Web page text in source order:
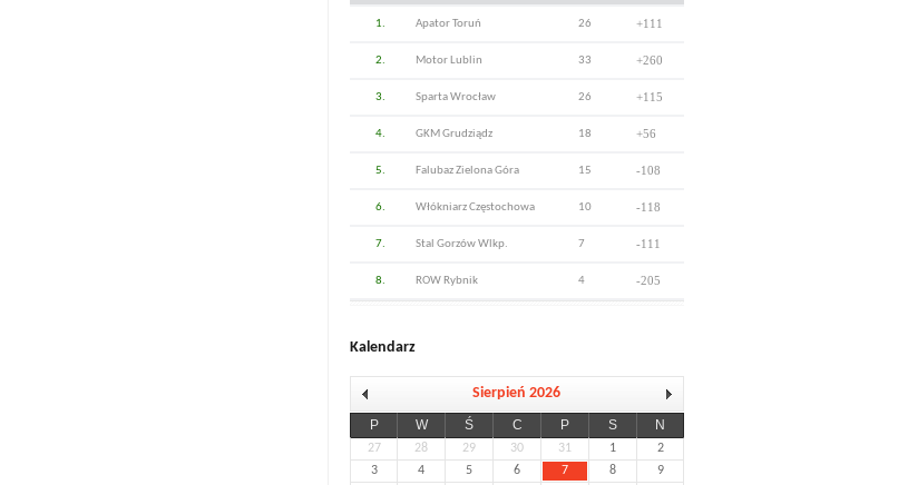
1. Apator Toruń 26 +111
2. Motor Lublin 33 +260
3. Sparta Wrocław 26 +115
4. GKM Grudziądz 18 +56
5. Falubaz Zielona Góra 15 -108
6. Włókniarz Częstochowa 10 -118
7. Stal Gorzów Wlkp. 7 -111
8. ROW Rybnik 4 -205
Kalendarz
Sierpień 2026
P W Ś C P S N
27 28 29 30 31 1
2
3
4 5 6 7 8
9